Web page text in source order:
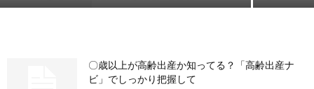
〇歳以上が高齢出産か知ってる？「高齢出産ナ
ビ」でしっかり把握して